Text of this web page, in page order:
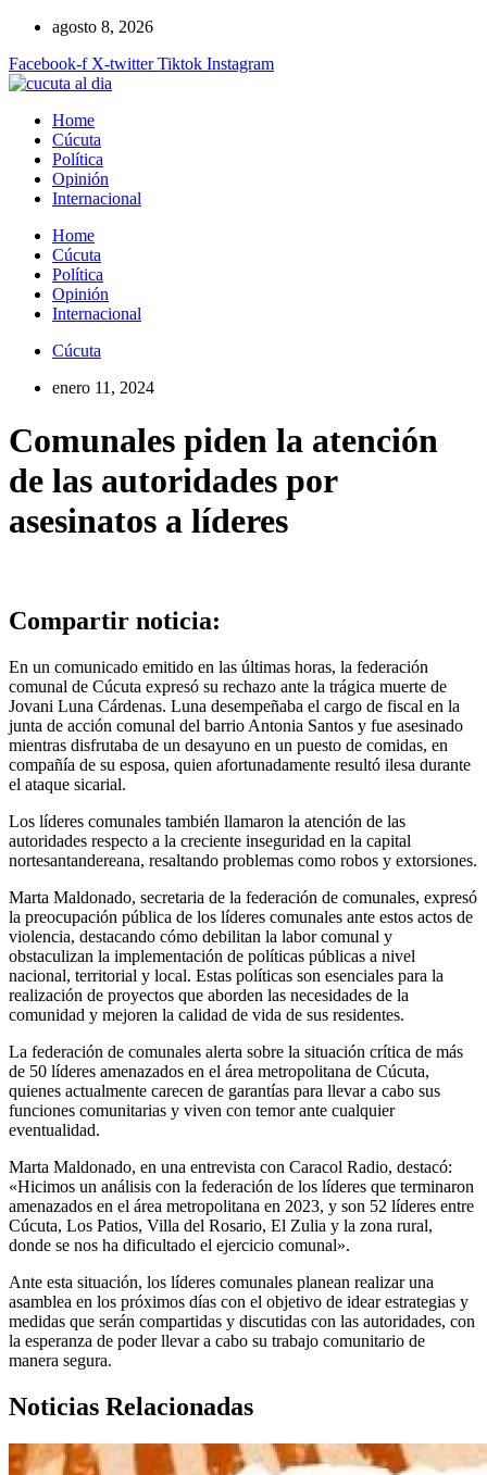
contenido
agosto 8, 2026
Facebook-f X-twitter Tiktok Instagram
Home
Cúcuta
Política
Opinión
Internacional
Home
Cúcuta
Política
Opinión
Internacional
Cúcuta
enero 11, 2024
Comunales piden la atención
de las autoridades por
asesinatos a líderes
Compartir noticia:
En un comunicado emitido en las últimas horas, la federación
comunal de Cúcuta expresó su rechazo ante la trágica muerte de
Jovani Luna Cárdenas. Luna desempeñaba el cargo de fiscal en la
junta de acción comunal del barrio Antonia Santos y fue asesinado
mientras disfrutaba de un desayuno en un puesto de comidas, en
compañía de su esposa, quien afortunadamente resultó ilesa durante
el ataque sicarial.
Los líderes comunales también llamaron la atención de las
autoridades respecto a la creciente inseguridad en la capital
nortesantandereana, resaltando problemas como robos y extorsiones.
Marta Maldonado, secretaria de la federación de comunales, expresó
la preocupación pública de los líderes comunales ante estos actos de
violencia, destacando cómo debilitan la labor comunal y
obstaculizan la implementación de políticas públicas a nivel
nacional, territorial y local. Estas políticas son esenciales para la
realización de proyectos que aborden las necesidades de la
comunidad y mejoren la calidad de vida de sus residentes.
La federación de comunales alerta sobre la situación crítica de más
de 50 líderes amenazados en el área metropolitana de Cúcuta,
quienes actualmente carecen de garantías para llevar a cabo sus
funciones comunitarias y viven con temor ante cualquier
eventualidad.
Marta Maldonado, en una entrevista con Caracol Radio, destacó:
«Hicimos un análisis con la federación de los líderes que terminaron
amenazados en el área metropolitana en 2023, y son 52 líderes entre
Cúcuta, Los Patios, Villa del Rosario, El Zulia y la zona rural,
donde se nos ha dificultado el ejercicio comunal».
Ante esta situación, los líderes comunales planean realizar una
asamblea en los próximos días con el objetivo de idear estrategias y
medidas que serán compartidas y discutidas con las autoridades, con
la esperanza de poder llevar a cabo su trabajo comunitario de
manera segura.
Noticias Relacionadas